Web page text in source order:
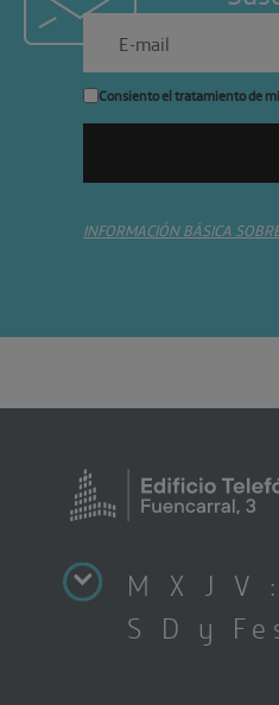
Consiento el tratamiento de
INFORMACIÓN BÁSICA
M X J V :
S D y